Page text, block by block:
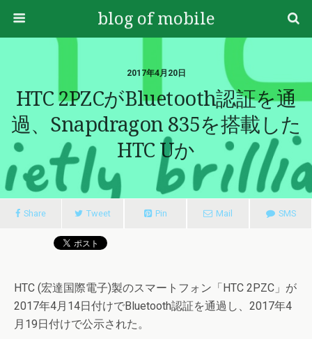
blog of mobile
2017年4月20日
HTC 2PZCがBluetooth認証を通
過、Snapdragon 835を搭載した
HTC Uか
Share Tweet Pin Mail SMS
HTC (宏達国際電子)製のスマートフォン「HTC 2PZC」が
2017年4月14日付けでBluetooth認証を通過し、2017年4
月19日付けで公示された。